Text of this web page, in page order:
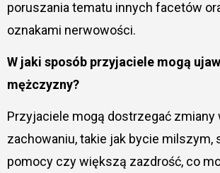
poruszania tematu innych facetów
oznakami nerwowości.
W jaki sposób przyjaciele mogą
mężczyzny?
Przyjaciele mogą dostrzegać zmiany
zachowaniu, takie jak bycie milszym,
pomocy czy większą zazdrość, co